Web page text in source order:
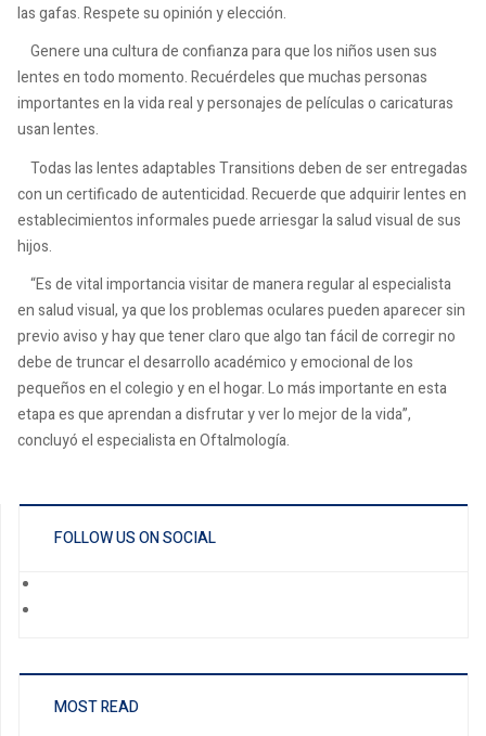
las gafas. Respete su opinión y elección.
Genere una cultura de confianza para que los niños usen sus
lentes en todo momento. Recuérdeles que muchas personas
importantes en la vida real y personajes de películas o caricaturas
usan lentes.
Todas las lentes adaptables Transitions deben de ser entregadas
con un certificado de autenticidad. Recuerde que adquirir lentes en
establecimientos informales puede arriesgar la salud visual de sus
hijos.
“Es de vital importancia visitar de manera regular al especialista
en salud visual, ya que los problemas oculares pueden aparecer sin
previo aviso y hay que tener claro que algo tan fácil de corregir no
debe de truncar el desarrollo académico y emocional de los
pequeños en el colegio y en el hogar. Lo más importante en esta
etapa es que aprendan a disfrutar y ver lo mejor de la vida”,
concluyó el especialista en Oftalmología.
FOLLOW US ON SOCIAL
MOST READ